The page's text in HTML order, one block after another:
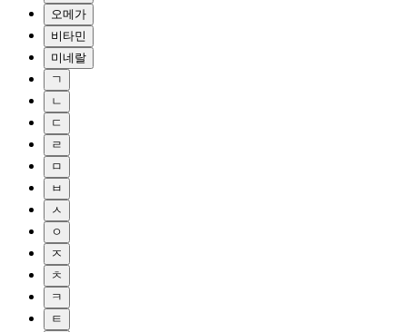
오메가
비타민
미네랄
ㄱ
ㄴ
ㄷ
ㄹ
ㅁ
ㅂ
ㅅ
ㅇ
ㅈ
ㅊ
ㅋ
ㅌ